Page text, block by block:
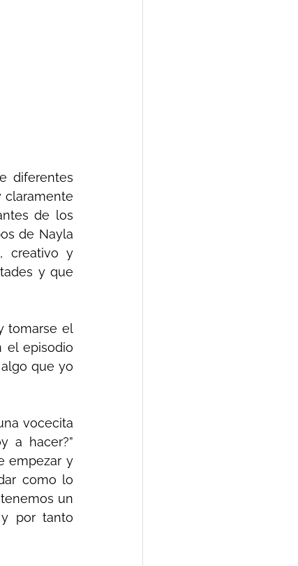
diferentes
claramente
de los
de Nayla
creativo y
y que
tomarse el
el episodio
que yo
vocecita
a hacer?”
empezar y
como lo
un
por tanto